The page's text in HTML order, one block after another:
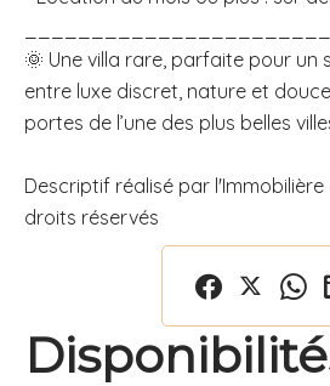
🌞 Une villa rare, parfaite pour un
entre luxe discret, nature et
portes de l’une des plus belles
Descriptif réalisé par
droits réservés